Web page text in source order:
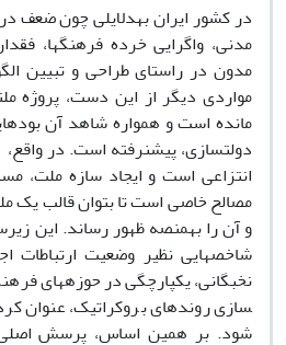
در کشور ایران به­دلایلی چون ضعف
مدنی، واگرایی خرده فرهنگ­ها،
مدون در راستای طراحی و تبیین
مواردی دیگر از این دست، پروژه
مانده است و همواره شاهد آن
دولت­سازی، پیش­نرفته است. در
انتزاعی است و ایجاد سازه ملت،
مصالح خاصی است تا بتوان قالب یک
و آن را به­منصه ظهور رساند. این
شاخص­هایی نظیر وضعیت ارتباطات
سازی روندهای بروکراتیک، عنوان
شود. بر همین اساس، پرسش